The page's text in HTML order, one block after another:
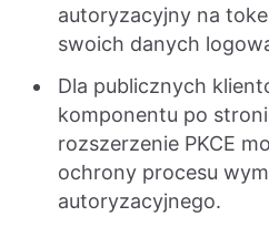
autoryzacyjny na
swoich danych
Dla publicznych
komponentu po
rozszerzenie PKCE
ochrony procesu
autoryzacyjnego.